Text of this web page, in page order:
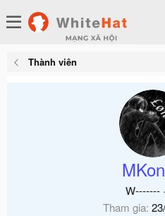
Thành viên
W------- ·
Tham gia